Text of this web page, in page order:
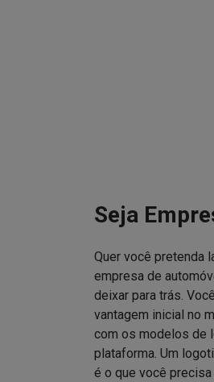
Seja
Quer você pretenda
empresa de
deixar para trás.
vantagem inicial no
com os modelos de
plataforma. Um
é o que você